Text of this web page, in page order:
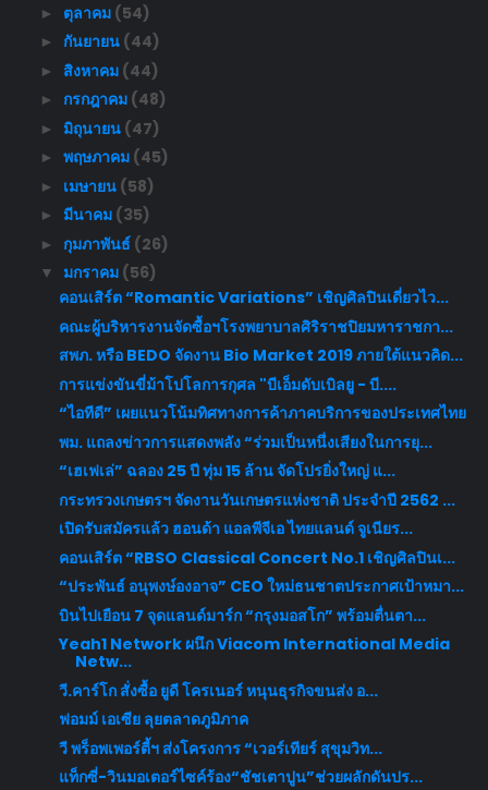
► ตุลาคม (54)
► กันยายน (44)
► สิงหาคม (44)
► กรกฎาคม (48)
► มิถุนายน (47)
► พฤษภาคม (45)
► เมษายน (58)
► มีนาคม (35)
► กุมภาพันธ์ (26)
▼ มกราคม (56)
คอนเสิร์ต “Romantic Variations” เชิญศิลปินเดี่ยวไว...
คณะผู้บริหารงานจัดซื้อฯโรงพยาบาลศิริราชปิยมหาราชกา...
สพภ. หรือ BEDO จัดงาน Bio Market 2019 ภายใต้แนวคิด...
การแข่งขันขี่ม้าโปโลการกุศล "บีเอ็มดับเบิลยู - บี....
“ไอทีดี” เผยแนวโน้มทิศทางการค้าภาคบริการของประเทศไทย
พม. แถลงข่าวการแสดงพลัง “ร่วมเป็นหนึ่งเสียงในการยุ...
“เฮเฟเล่” ฉลอง 25 ปี ทุ่ม 15 ล้าน จัดโปรยิ่งใหญ่ แ...
กระทรวงเกษตรฯ จัดงานวันเกษตรแห่งชาติ ประจำปี 2562 ...
เปิดรับสมัครแล้ว ฮอนด้า แอลพีจีเอ ไทยแลนด์ จูเนียร...
คอนเสิร์ต “RBSO Classical Concert No.1 เชิญศิลปินเ...
“ประพันธ์ อนุพงษ์องอาจ” CEO ใหม่ธนชาตประกาศเป้าหมา...
บินไปเยือน 7 จุดแลนด์มาร์ก “กรุงมอสโก” พร้อมตื่นตา...
Yeah1 Network ผนึก Viacom International Media
Netw...
วี.คาร์โก สั่งซื้อ ยูดี โครเนอร์ หนุนธุรกิจขนส่ง อ...
ฟอมม์ เอเซีย ลุยตลาดภูมิภาค
วี พร็อพเพอร์ตี้ฯ ส่งโครงการ “เวอร์เทียร์ สุขุมวิท...
แท็กซี่-วินมอเตอร์ไซค์ร้อง“ชัชเตาปูน”ช่วยผลักดันปร...